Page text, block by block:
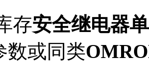
存安全继电器
数或同类